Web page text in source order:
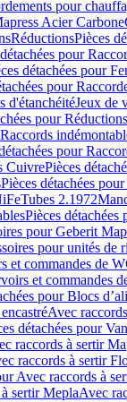
pour
Acier Carbone
RéductionsPièces
pour
détachées pour
pour
d'étanchéitéJeux de
pour Réductions
pour
CuivrePièces
Pièces détachées
Tubes 2.1972
Pièces
pour Geberit
pour unités de
et commandes de
et commandes
pour Blocs
Avec
détachées pour
raccords à sertir
raccords à sertir
Avec raccords à
sertir MeplaAvec